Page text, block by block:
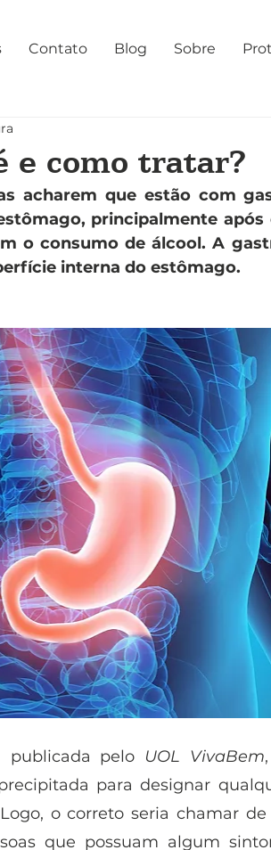
Contato Blog Sobre
e como tratar?
acharem que estão com
principalmente
o consumo de álcool. A
interna do estômago.
publicada pelo UOL VivaBem
para designar
o correto seria chamar de
que possuam algum